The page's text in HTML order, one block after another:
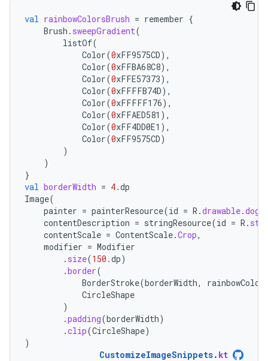
val rainbowColorsBrush = remember {
Brush . sweepGradient(
listOf(
Color(0xFF9575CD),
Color(0xFFBA68C8),
Color(0xFFE57373),
Color(0xFFFFB74D),
Color(0xFFFFF176),
Color(0xFFAED581 ),
Color(0xFF4DD0E1 ),
Color(0xFF9575CD)
)
)
}
val borderWidth = 4.dp
Image(
painter = painterResource(id = R .drawable.dog
contentDescription = stringResource(id = R .
contentScale = ContentScale.Crop,
modifier = Modifier
. size(150.dp)
.border(
BorderStroke(borderWidth,
CircleShape
)
.padding(borderWidth)
.clip(CircleShape)
)
CustomizeImageSnippets. kt